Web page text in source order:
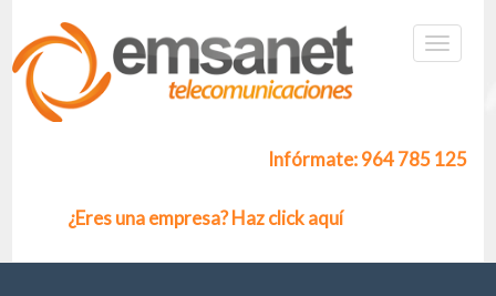
Infórmate: 964 785 125
¿Eres una empresa? Haz click aquí